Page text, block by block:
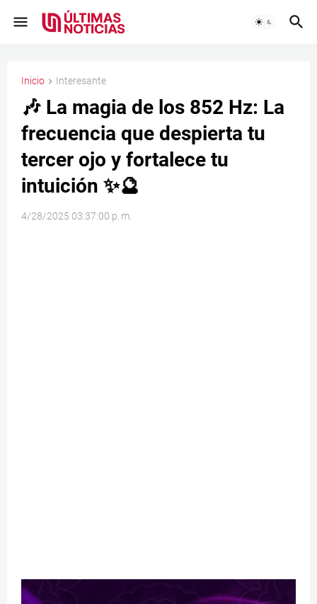
Inicio Interesante
🎶 La magia de los 852 Hz: La
frecuencia que despierta tu
tercer ojo y fortalece tu
intuición ✨🔮
4/28/2025 03:37:00 p. m.